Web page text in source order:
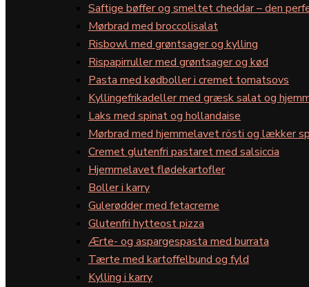
Saftige bøffer og smeltet cheddar – den
Mørbrad med broccolisalat
Risbowl med grøntsager og kylling
Rispapirruller med grøntsager og kød
Pasta med kødboller i cremet tomatsovs
Kyllingefrikadeller med græsk salat og
Laks med spinat og hollandaise
Mørbrad med hjemmelavet rösti og lækker
Cremet glutenfri pastaret med salsiccia
Hjemmelavet flødekartofler
Boller i karry
Gulerødder med fetacreme
Glutenfri hytteost pizza
Ærte- og aspargespasta med burrata
Tærte med kartoffelbund og fyld
Kylling i karry